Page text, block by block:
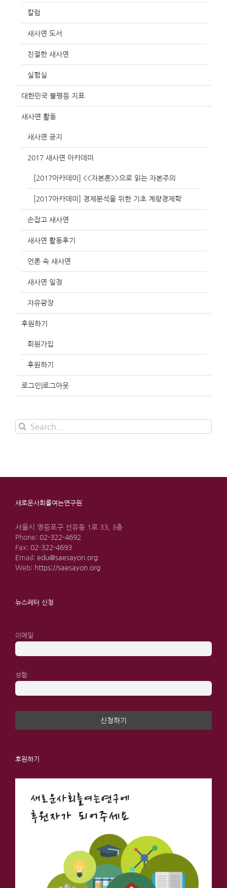
칼럼
새사연 도서
친절한 새사연
실험실
대한민국 불평등 지표
새사연 활동
새사연 공지
2017 새사연 아카데미
[2017아카데미] <<자본론>>으로 읽는 자본주의
[2017아카데미] 경제분석을 위한 기초 계량경제학
손잡고 새사연
새사연 활동후기
언론 속 새사연
새사연 일정
자유광장
후원하기
회원가입
후원하기
로그인|로그아웃
Search
for:
새로운사회를여는연구원
서울시 영등포구 선유동 1로 33, 3층
Phone: 02-322-4692
Fax: 02-322-4693
Email: edu@saesayon.org
Web: https://saesayon.org
뉴스레터 신청
이메일
성함
후원하기